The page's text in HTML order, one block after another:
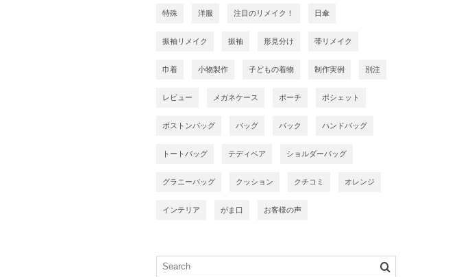
特殊 洋服 注目のリメイク！ 日傘
振袖リメイク 振袖 形見分け 帯リメイク
巾着 小物製作 子どもの着物 制作実例 別注
レビュー メガネケース ポーチ ポシェット
ボストンバッグ バッグ バック ハンドバッグ
トートバッグ テディベア ショルダーバッグ
グラニーバッグ クッション クチコミ オレンジ
インテリア がま口 お客様の声